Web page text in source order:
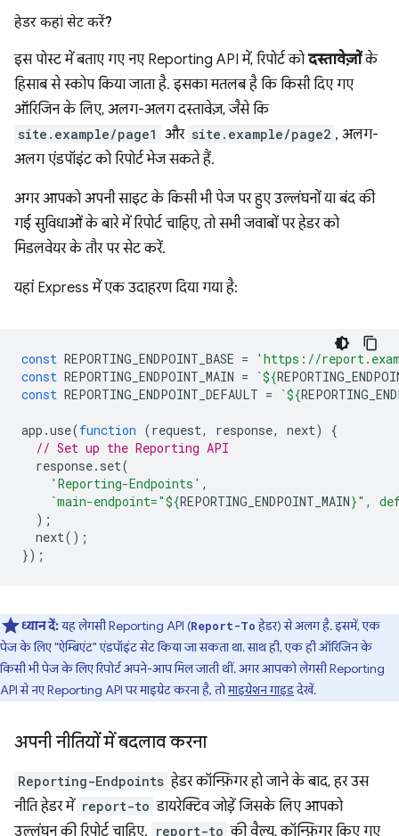
हेडर कहां सेट करें?
इस पोस्ट में बताए गए नए Reporting API में, रिपोर्ट कोदस्तावेज़ोंके
हिसाब से स्कोप किया जाता है. इसका मतलब है कि किसी दिए गए
ऑरिजिन के लिए, अलग-अलग दस्तावेज़, जैसे कि
site.example/page1 और site.example/page2 , अलग-
अलग एंडपॉइंट को रिपोर्ट भेज सकते हैं.
अगर आपको अपनी साइट के किसी भी पेज पर हुए उल्लंघनों या बंद की
गई सुविधाओं के बारे में रिपोर्ट चाहिए, तो सभी जवाबों पर हेडर को
मिडलवेयर के तौर पर सेट करें.
यहां Express में एक उदाहरण दिया गया है:
const REPORTING_ENDPOINT_BASE =
'https://
const REPORTING_ENDPOINT_MAIN = `${
const REPORTING_ENDPOINT_DEFAULT = `${
app .use(function (request, response, next)
{
// Set up the Reporting API
response. set(
'Reporting-Endpoints' ,
`main-endpoint="${REPORTING_ENDPOINT_MAIN}",
);
next();
});
ध्यान दें:यह लेगसी Reporting API (Report-Toहेडर) से अलग है. इसमें, एक
पेज के लिए "ऐम्बिएंट" एंडपॉइंट सेट किया जा सकता था. साथ ही, एक ही ऑरिजिन के
किसी भी पेज के लिए रिपोर्ट अपने-आप मिल जाती थीं. अगर आपको लेगसी Reporting
API से नए Reporting API पर माइग्रेट करना है, तोमाइग्रेशन गाइडदेखें.
अपनी नीतियों में बदलाव करना
Reporting-Endpoints हेडर कॉन्फ़िगर हो जाने के बाद, हर उस
नीति हेडर में report-to डायरेक्टिव जोड़ें जिसके लिए आपको
उल्लंघन की रिपोर्ट चाहिए. report-to की वैल्यू, कॉन्फ़िगर किए गए